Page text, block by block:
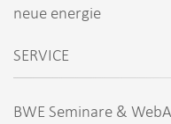
neue energie
SERVICE
BWE Seminare &